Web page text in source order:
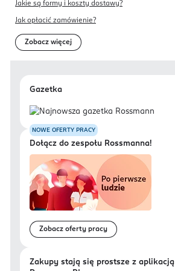
Nowy Dwór Mazowiecki
ConsumerCare_Pl@reckitt.com
48222112694
PL-Polska
5 010232 964624
Jakie są formy i koszty dostawy?
Jak opłacić zamówienie?
Zobacz więcej
Gazetka
NOWE OFERTY PRACY
Dołącz do zespołu Rossmanna!
Zobacz oferty pracy
Zakupy stają się prostsze z aplikacją